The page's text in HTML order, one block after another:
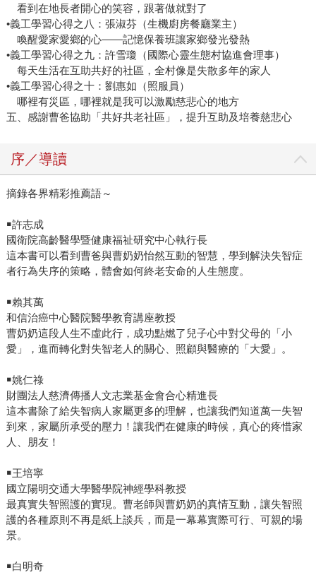
看到在地長者開心的笑容，跟著做就對了
•義工學習心得之八：張淑芬（生機廚房餐廳業主）
喚醒愛家愛鄉的心——記憶保養班讓家鄉發光發熱
•義工學習心得之九：許雪瓊（國際心靈生態村協進會理事）
每天生活在互助共好的社區，全村像是失散多年的家人
•義工學習心得之十：劉惠如（照服員）
哪裡有災區，哪裡就是我可以激勵慈悲心的地方
五、感謝曹爸協助「共好共老社區」，提升互助及培養慈悲心
序／導讀
摘錄各界精彩推薦語～
￭許志成
國衛院高齡醫學暨健康福祉研究中心執行長
這本書可以看到曹爸與曹奶奶怡然互動的智慧，學到解決失智症
者行為失序的策略，體會如何終老安命的人生態度。
￭賴其萬
和信治癌中心醫院醫學教育講座教授
曹奶奶這段人生不虛此行，成功點燃了兒子心中對父母的「小
愛」，進而轉化對失智老人的關心、照顧與醫療的「大愛」。
￭姚仁祿
財團法人慈濟傳播人文志業基金會合心精進長
這本書除了給失智病人家屬更多的理解，也讓我們知道萬一失智
到來，家屬所承受的壓力！讓我們在健康的時候，真心的疼惜家
人、朋友！
￭王培寧
國立陽明交通大學醫學院神經學科教授
最真實失智照護的實現。曹老師與曹奶奶的真情互動，讓失智照
護的各種原則不再是紙上談兵，而是一幕幕實際可行、可親的場
景。
￭白明奇